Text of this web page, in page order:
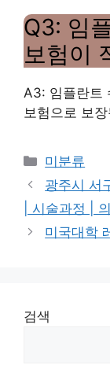
Q3: 임
보험이
A3: 임플란트
보험으로 보
Categories
미분류
광주시 서
| 시술과정 |
미국대학
검색